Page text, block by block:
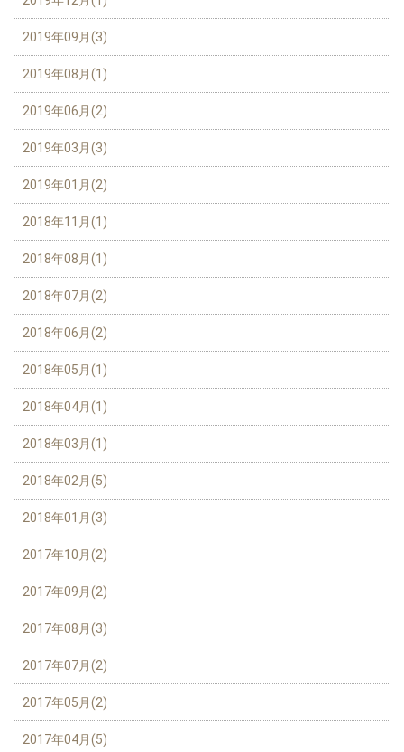
2019年09月(3)
2019年08月(1)
2019年06月(2)
2019年03月(3)
2019年01月(2)
2018年11月(1)
2018年08月(1)
2018年07月(2)
2018年06月(2)
2018年05月(1)
2018年04月(1)
2018年03月(1)
2018年02月(5)
2018年01月(3)
2017年10月(2)
2017年09月(2)
2017年08月(3)
2017年07月(2)
2017年05月(2)
2017年04月(5)